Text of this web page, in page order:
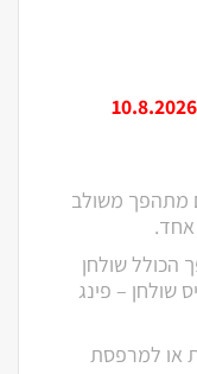
מכירה מוקדמת – האספקה החל מ־10.8.2026
מתהפך משולב
מתהפך הכולל שולחן
שולחן – פינג
או למרפסת